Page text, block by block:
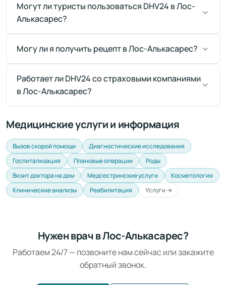
Могут ли туристы пользоваться DHV24 в Лос-
Алькасарес?
Могу ли я получить рецепт в Лос-Алькасарес?
Работает ли DHV24 со страховыми компаниями
в Лос-Алькасарес?
Медицинские услуги и информация
Вызов скорой помощи
Диагностические исследования
Госпитализация
Плановые операции
Роды
Визит доктора на дом
Медсестринские услуги
Косметология
Клинические анализы
Реабилитация Услуги →
Нужен врач в Лос-Алькасарес?
Работаем 24/7 — позвоните нам сейчас или закажите
обратный звонок.